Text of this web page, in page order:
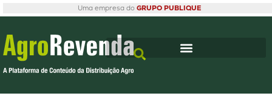
Uma empresa do GRUPO PUBLIQUE